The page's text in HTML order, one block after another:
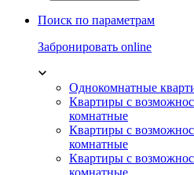
Поиск по параметрам
Забронировать online
Однокомнатные
Квартиры с
комнатные
Квартиры с
комнатные
Квартиры с
комнатные